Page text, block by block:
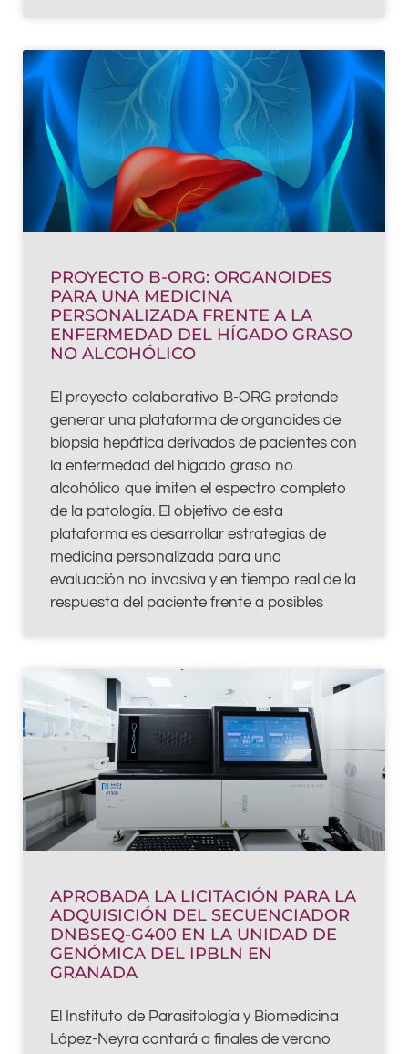
PROYECTO B-ORG: ORGANOIDES
PARA UNA MEDICINA
PERSONALIZADA FRENTE A LA
ENFERMEDAD DEL HÍGADO GRASO
NO ALCOHÓLICO
El proyecto colaborativo B-ORG pretende
generar una plataforma de organoides de
biopsia hepática derivados de pacientes con
la enfermedad del hígado graso no
alcohólico que imiten el espectro completo
de la patología. El objetivo de esta
plataforma es desarrollar estrategias de
medicina personalizada para una
evaluación no invasiva y en tiempo real de la
respuesta del paciente frente a posibles
APROBADA LA LICITACIÓN PARA LA
ADQUISICIÓN DEL SECUENCIADOR
DNBSEQ-G400 EN LA UNIDAD DE
GENÓMICA DEL IPBLN EN
GRANADA
El Instituto de Parasitología y Biomedicina
López-Neyra contará a finales de verano